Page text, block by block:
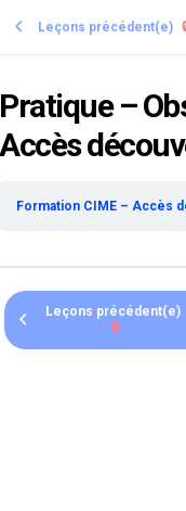
Leçons précédent(e)
Pratique –
Accès
Formation CIME – Accès
Leçons précédent(e)
🔒